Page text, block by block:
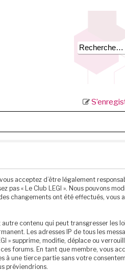
vous acceptez d’être légalement
pas « Le Club LEGI ». Nous pouvons
changements ont été effectués, vous
contenu qui peut transgresser les
Les adresses IP de tous les
» supprime, modifie, déplace ou
forums. En tant que membre, vous
à une tierce partie sans votre
préviendrions.